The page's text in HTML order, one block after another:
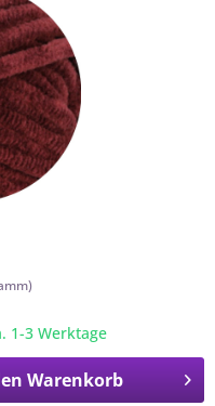
1-3 Werktage
Warenkorb